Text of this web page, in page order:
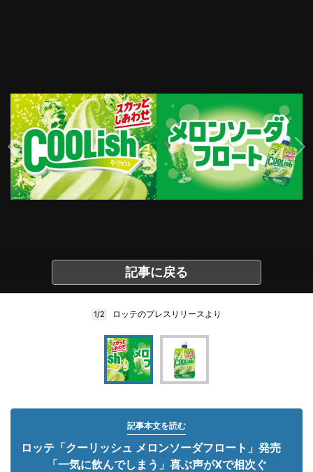
記事に戻る
1/2 ロッテのプレスリリースより
記事本文を読む
ロッテ「クーリッシュ メロンソーダフロート」発売
「一気に飲んでしまう」喜ぶ声がXで相次ぐ